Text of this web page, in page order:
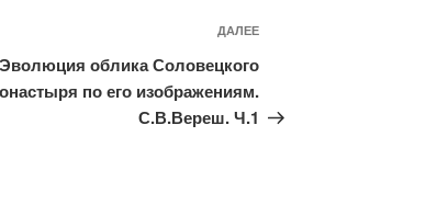
ДАЛЕЕ
Эволюция облика Соловецкого
по его изображениям.
С.В.Вереш. Ч.1